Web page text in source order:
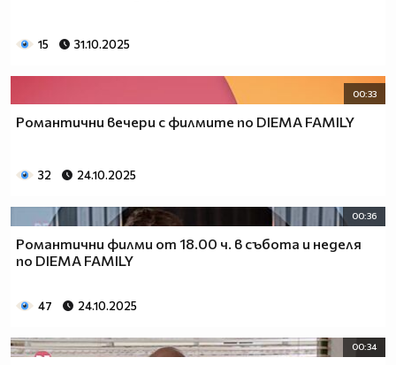
15 31.10.2025
00:33
Романтични вечери с филмите по DIEMA FAMILY
32 24.10.2025
00:36
Романтични филми от 18.00 ч. в събота и неделя
по DIEMA FAMILY
47 24.10.2025
00:34